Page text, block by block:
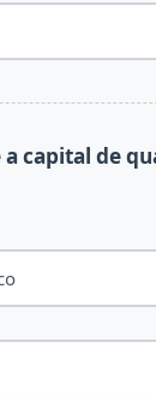
a capital de